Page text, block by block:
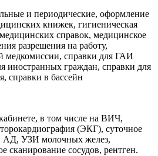
и периодические, оформление
книжек, гигиеническая
справок, медицинское
разрешения на работу,
медкомиссии, справки для ГАИ
граждан, справки для
справки в бассейн
в том числе на ВИЧ,
(ЭКГ), суточное
АД, УЗИ молочных желез,
сканирование сосудов, рентген.